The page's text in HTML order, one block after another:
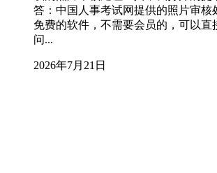
答：中国人事考试网提供的照片审核
免费的软件，不需要会员的，可以直
问...
2026年7月21日